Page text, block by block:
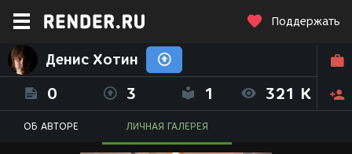
Поддержать
Денис Хотин
0 3 1 321 K
ОБ АВТОРЕ ЛИЧНАЯ ГАЛЕРЕЯ